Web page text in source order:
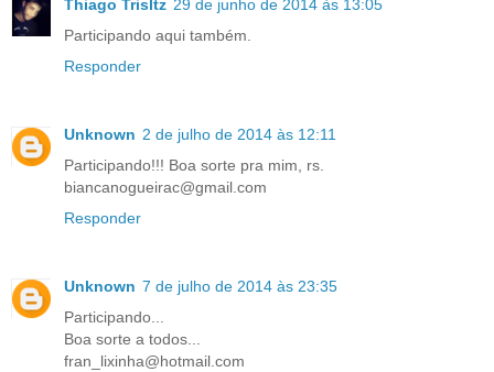
Thiago Trisltz 29 de junho de 2014 às 13:05
Participando aqui também.
Responder
Unknown 2 de julho de 2014 às 12:11
Participando!!! Boa sorte pra mim, rs.
biancanogueirac@gmail.com
Responder
Unknown 7 de julho de 2014 às 23:35
Participando...
Boa sorte a todos...
fran_lixinha@hotmail.com